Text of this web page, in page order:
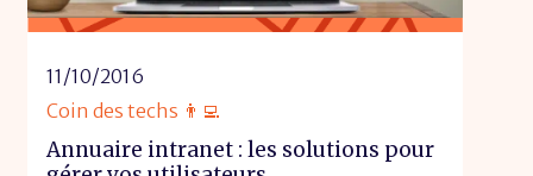
11/10/2016
Coin des techs 👨‍💻
Annuaire intranet : les solutions pour